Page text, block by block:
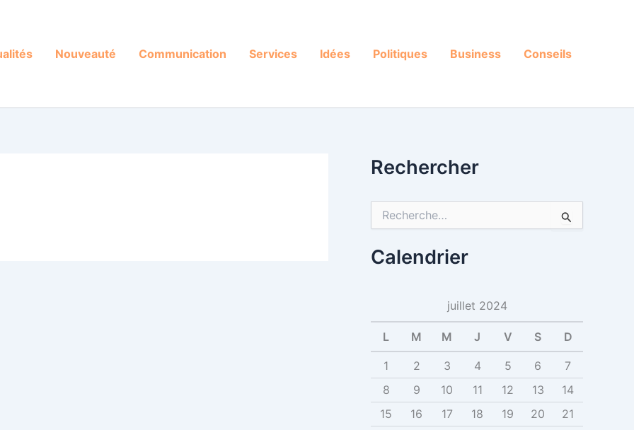
Nouveauté Communication Services Idées Politiques Business Conseils
Rechercher
h
e
e
Calendrier
juillet 2024
L M M J V S D
1 2 3 4 5 6
7
8
9 10 11 12 13
14
15
16 17 18 19 20
21